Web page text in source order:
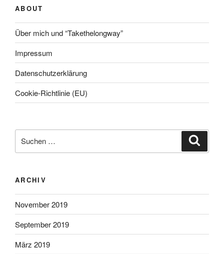
ABOUT
Über mich und “Takethelongway”
Impressum
Datenschutzerklärung
Cookie-Richtlinie (EU)
nach:
ARCHIV
November 2019
September 2019
März 2019